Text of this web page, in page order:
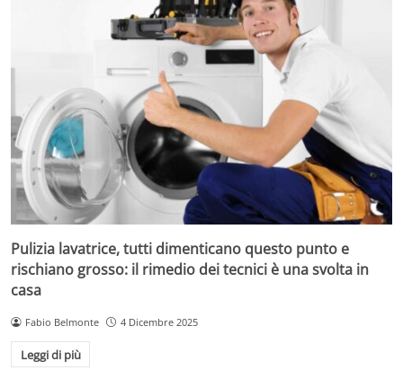
Pulizia lavatrice, tutti dimenticano questo punto e
rischiano grosso: il rimedio dei tecnici è una svolta in
casa
Fabio Belmonte 4 Dicembre 2025
Leggi di più